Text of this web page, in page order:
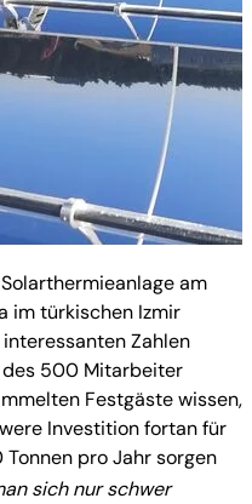
am
im türkischen Izmir
Zahlen
des 500 Mitarbeiter
Festgäste wissen,
Investition fortan für
pro Jahr sorgen
sich nur schwer